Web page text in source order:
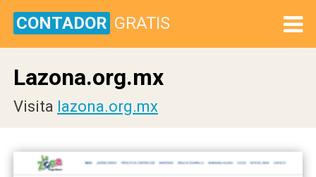
CONTADOR GRATIS
Lazona.org.mx
Visita lazona.org.mx